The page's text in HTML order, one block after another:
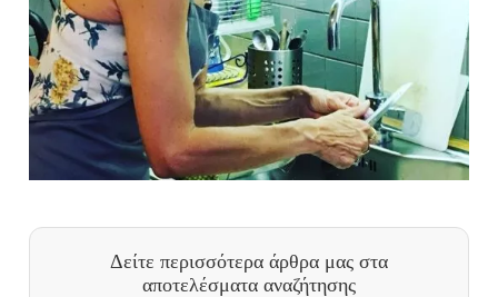
Δείτε περισσότερα άρθρα μας στα
αποτελέσματα αναζήτησης